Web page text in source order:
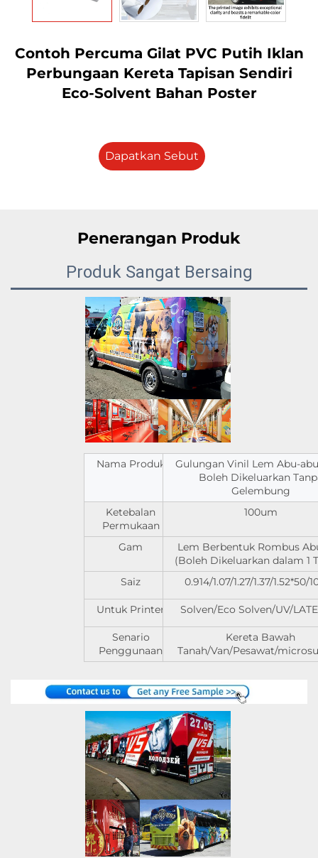
Contoh Percuma Gilat PVC Putih Iklan
Perbungaan Kereta Tapisan Sendiri
Eco-Solvent Bahan Poster
Dapatkan Sebut
Penerangan Produk
Produk Sangat Bersaing
Nama Produk
Gulungan Vinil Lem Abu-
Boleh Dikeluarkan
Gelembung
Ketebalan
Permukaan
100um
Gam
Lem Berbentuk Rombus
(Boleh Dikeluarkan dalam 1
Saiz
0.914/1.07/1.27/1.37/1.52*50/
Untuk Printer Solven/Eco Solven/UV/
Senario
Penggunaan
Kereta Bawah
Tanah/Van/Pesawat/